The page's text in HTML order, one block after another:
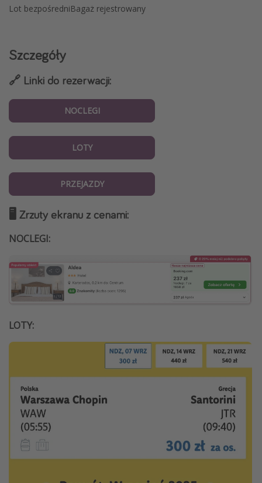
Lot bezpośredniBagaż rejestrowany
Szczegóły
🔗 Linki do rezerwacji:
NOCLEGI
LOTY
PRZEJAZDY
🖥️ Zrzuty ekranu z cenami:
NOCLEGI:
LOTY: